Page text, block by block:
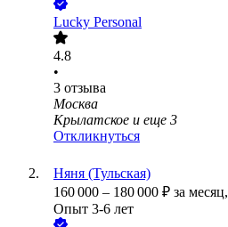
Lucky Personal
4.8
•
3 отзыва
Москва
Крылатское и еще 3
Откликнуться
Няня (Тульская)
160 000 – 180 000 ₽ за месяц,
Опыт 3-6 лет